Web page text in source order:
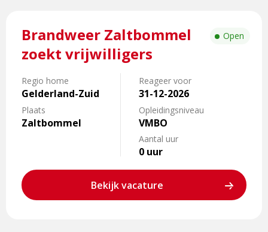
Brandweer Zaltbommel
zoekt vrijwilligers
Regio home
Gelderland-Zuid
Plaats
Zaltbommel
Reageer voor
31-12-2026
Opleidingsniveau
VMBO
Aantal uur
0 uur
Bekijk vacature
Open
meer
Brandweer
Zaltbommel
zoekt
vrijwilligers